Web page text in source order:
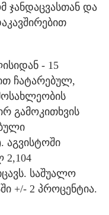
ჯანდაცვასთან და
- 15
ჩატარებულ,
გამოკითხვის
აგვისტოში
2,104
საშუალო
+/- 2 პროცენტია.